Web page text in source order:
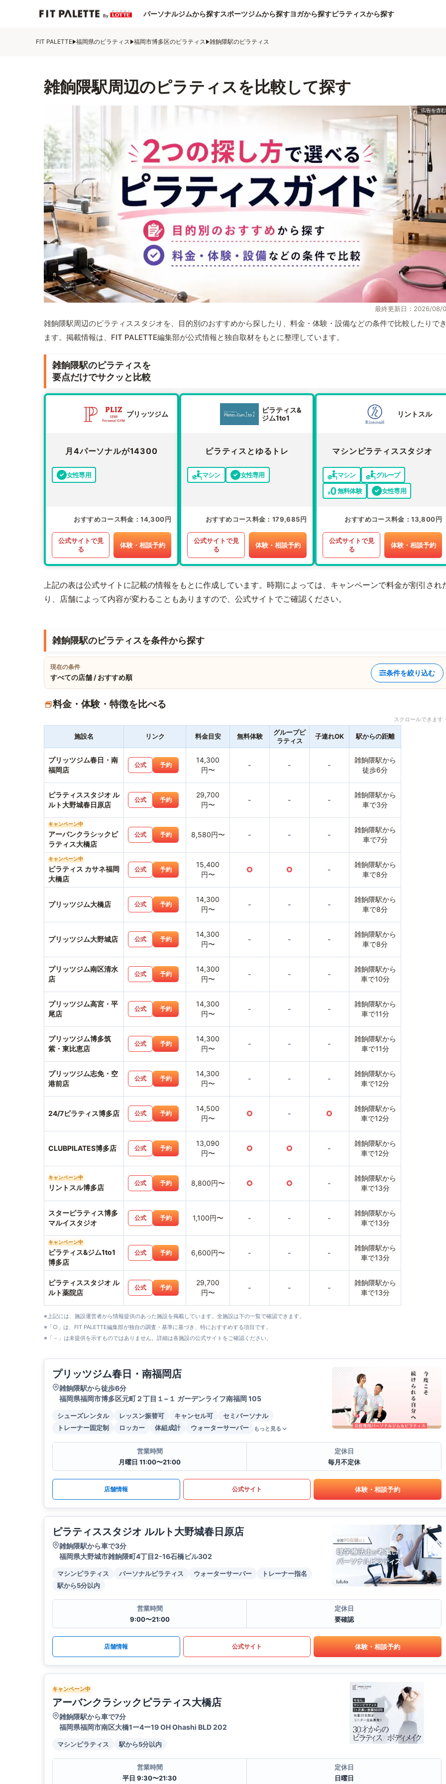
パーソナルジムから探すスポーツジムから探すヨガから探すピラティスから探す
FIT PALETTE 福岡県のピラティス 福岡市博多区のピラティス 雑餉隈駅のピラティス
雑餉隈駅周辺のピラティスを比較して探す
最終更新日：2026/08/
雑餉隈駅周辺のピラティススタジオを、目的別のおすすめから探したり、料金・体験・設備などの条件で比較したりで
ます。掲載情報は、FIT PALETTE編集部が公式情報と独自取材をもとに整理しています。
雑餉隈駅のピラティスを
要点だけでサクッと比較
プリッツジム
月4パーソナルが14300
女性専用
おすすめコース料金 14,300円
公式サイトで見
る
体験・相談予約
ピラティス&
ジム1to1
ピラティスとゆるトレ
マシン 女性専用
おすすめコース料金 179,685円
公式サイトで見
る
体験・相談予約
リントスル
マシンピラティススタジオ
マシン
グループ
無料体験
女性専用
おすすめコース料金 13,800円
公式サイトで見
る
体験・相談予約
上記の表は公式サイトに記載の情報をもとに作成しています。時期によっては、キャンペーンで料金が割引され
り、店舗によって内容が変わることもありますので、公式サイトでご確認ください。
雑餉隈駅のピラティスを条件から探す
現在の条件
すべての店舗 / おすすめ順
条件を絞り込む
料金・体験・特徴を比べる
スクロールできま
施設名 リンク 料金目安 無料体験
グループピ
ラティス
子連れOK 駅からの距離
プリッツジム春日・南
福岡店
公式 予約
14,300
円〜
- - -
雑餉隈駅から
徒歩6分
ピラティススタジオ ル
ルト大野城春日原店
公式 予約
29,700
円〜
- - -
雑餉隈駅から
車で3分
キャンペーン中
アーバンクラシックピ
ラティス大橋店
公式 予約 8,580円〜 - - -
雑餉隈駅から
車で7分
キャンペーン中
ピラティス カサネ福岡
大橋店
公式 予約
15,400
円〜
○ ○ -
雑餉隈駅から
車で8分
プリッツジム大橋店 公式 予約
14,300
円〜
- - -
雑餉隈駅から
車で8分
プリッツジム大野城店 公式 予約
14,300
円〜
- - -
雑餉隈駅から
車で8分
プリッツジム南区清水
店
公式 予約
14,300
円〜
- - -
雑餉隈駅から
車で10分
プリッツジム高宮・平
尾店
公式 予約
14,300
円〜
- - -
雑餉隈駅から
車で11分
プリッツジム博多筑
紫・東比恵店
公式 予約
14,300
円〜
- - -
雑餉隈駅から
車で11分
プリッツジム志免・空
港前店
公式 予約
14,300
円〜
- - -
雑餉隈駅から
車で12分
24/7ピラティス博多店 公式 予約
14,500
円〜
○ - ○
雑餉隈駅から
車で12分
CLUBPILATES博多店 公式 予約
13,090
円〜
○ ○ -
雑餉隈駅から
車で12分
キャンペーン中
リントスル博多店
公式 予約 8,800円〜 ○ ○ -
雑餉隈駅から
車で13分
スターピラティス博多
マルイスタジオ
公式 予約 1,100円〜 - - -
雑餉隈駅から
車で13分
キャンペーン中
ピラティス&ジム1to1
博多店
公式 予約 6,600円〜 - - -
雑餉隈駅から
車で13分
ピラティススタジオ ル
ルト薬院店
公式 予約
29,700
円〜
- - -
雑餉隈駅から
車で13分
※上記には、施設運営者から情報提供のあった施設を掲載しています。全施設は下の一覧で確認できます。
※「○」は、FIT PALETTE編集部が独自の調査・基準に基づき、特におすすめする項目です。
※「－」は未提供を示すものではありません。詳細は各施設の公式サイトをご確認ください。
プリッツジム春日・南福岡店
雑餉隈駅から徒歩6分
福岡県福岡市博多区元町２丁目１−１ ガーデンライフ南福岡 105
シューズレンタル レッスン振替可 キャンセル可
セミパーソナル
トレーナー固定制
ロッカー 体組成計 ウォーターサーバー もっと見る
営業時間
月曜日 11:00〜21:00
定休日
毎月不定休
店舗情報 公式サイト 体験・相談予約
ピラティススタジオ ルルト大野城春日原店
雑餉隈駅から車で3分
福岡県大野城市雑餉隈町4丁目2-16石橋ビル302
マシンピラティス パーソナルピラティス ウォーターサーバー
トレーナー指名
駅から5分以内
営業時間
9:00〜21:00
定休日
要確認
店舗情報 公式サイト 体験・相談予約
キャンペーン中
アーバンクラシックピラティス大橋店
雑餉隈駅から車で7分
福岡県福岡市南区大橋1ー4ー19 OH Ohashi BLD 202
マシンピラティス 駅から5分以内
営業時間
平日 9:30〜21:30
定休日
日曜日